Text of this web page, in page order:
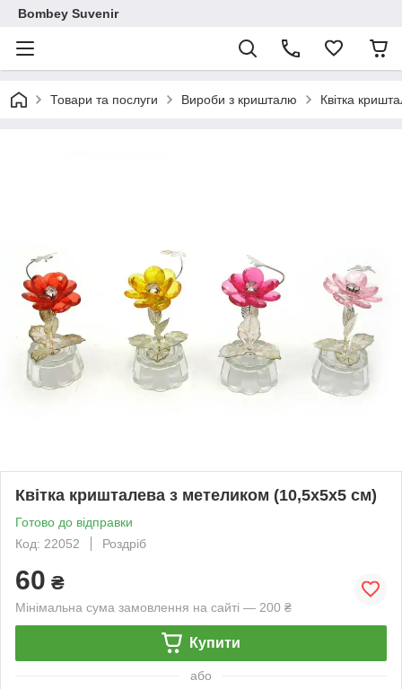
Bombey Suvenir
Товари та послуги Вироби з кришталю Квітка
Квітка кришталева з метеликом (10,5х5х5 см)
Готово до відправки
Код: 22052
Роздріб
60 ₴
Мінімальна сума замовлення на сайті — 200 ₴
Купити
або